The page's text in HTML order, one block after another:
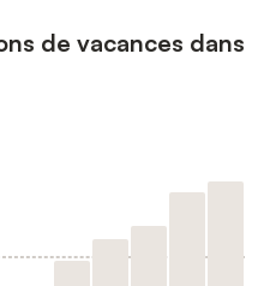
de vacances dans